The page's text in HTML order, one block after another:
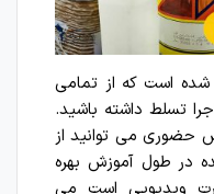
شده است که از تمامی
تسلط داشته باشید.
حضوری می توانید از
در طول آموزش بهره
ویدیویی است می